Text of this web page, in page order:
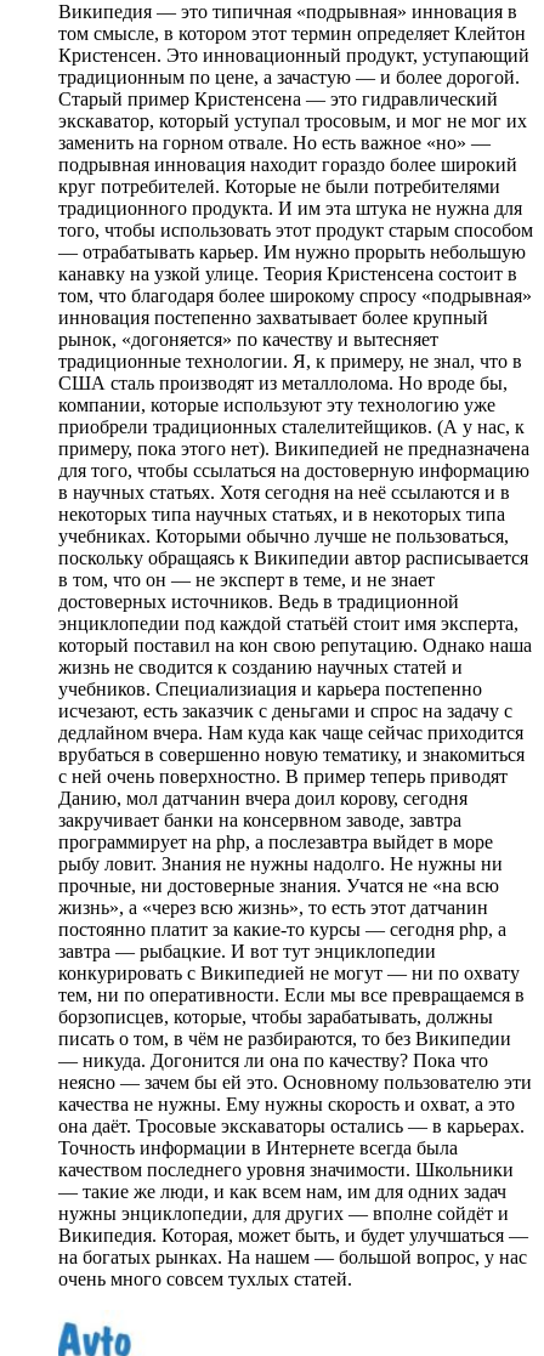
Википедия — это типичная «подрывная» инновация в
том смысле, в котором этот термин определяет Клейтон
Кристенсен. Это инновационный продукт, уступающий
традиционным по цене, а зачастую — и более дорогой.
Старый пример Кристенсена — это гидравлический
экскаватор, который уступал тросовым, и мог не мог их
заменить на горном отвале. Но есть важное «но» —
подрывная инновация находит гораздо более широкий
круг потребителей. Которые не были потребителями
традиционного продукта. И им эта штука не нужна для
того, чтобы использовать этот продукт старым способом
— отрабатывать карьер. Им нужно прорыть небольшую
канавку на узкой улице. Теория Кристенсена состоит в
том, что благодаря более широкому спросу «подрывная»
инновация постепенно захватывает более крупный
рынок, «догоняется» по качеству и вытесняет
традиционные технологии. Я, к примеру, не знал, что в
США сталь производят из металлолома. Но вроде бы,
компании, которые используют эту технологию уже
приобрели традиционных сталелитейщиков. (А у нас, к
примеру, пока этого нет). Википедией не предназначена
для того, чтобы ссылаться на достоверную информацию
в научных статьях. Хотя сегодня на неё ссылаются и в
некоторых типа научных статьях, и в некоторых типа
учебниках. Которыми обычно лучше не пользоваться,
поскольку обращаясь к Википедии автор расписывается
в том, что он — не эксперт в теме, и не знает
достоверных источников. Ведь в традиционной
энциклопедии под каждой статьёй стоит имя эксперта,
который поставил на кон свою репутацию. Однако наша
жизнь не сводится к созданию научных статей и
учебников. Специализиация и карьера постепенно
исчезают, есть заказчик с деньгами и спрос на задачу с
дедлайном вчера. Нам куда как чаще сейчас приходится
врубаться в совершенно новую тематику, и знакомиться
с ней очень поверхностно. В пример теперь приводят
Данию, мол датчанин вчера доил корову, сегодня
закручивает банки на консервном заводе, завтра
программирует на php, а послезавтра выйдет в море
рыбу ловит. Знания не нужны надолго. Не нужны ни
прочные, ни достоверные знания. Учатся не «на всю
жизнь», а «через всю жизнь», то есть этот датчанин
постоянно платит за какие-то курсы — сегодня php, а
завтра — рыбацкие. И вот тут энциклопедии
конкурировать с Википедией не могут — ни по охвату
тем, ни по оперативности. Если мы все превращаемся в
борзописцев, которые, чтобы зарабатывать, должны
писать о том, в чём не разбираются, то без Википедии
— никуда. Догонится ли она по качеству? Пока что
неясно — зачем бы ей это. Основному пользователю эти
качества не нужны. Ему нужны скорость и охват, а это
она даёт. Тросовые экскаваторы остались — в карьерах.
Точность информации в Интернете всегда была
качеством последнего уровня значимости. Школьники
— такие же люди, и как всем нам, им для одних задач
нужны энциклопедии, для других — вполне сойдёт и
Википедия. Которая, может быть, и будет улучшаться —
на богатых рынках. На нашем — большой вопрос, у нас
очень много совсем тухлых статей.